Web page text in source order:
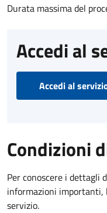
Durata massima del
Accedi al
Accedi al
Condizioni
Per conoscere i dettagli
informazioni importanti,
servizio.